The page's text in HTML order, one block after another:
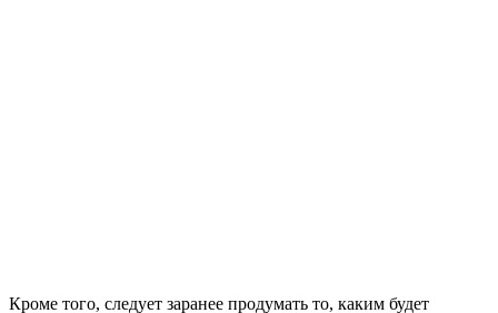
Кроме того, следует заранее продумать то, каким будет